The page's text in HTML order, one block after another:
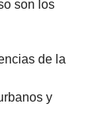
son los
de la
y